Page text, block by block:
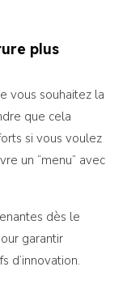
plus
vous souhaitez la
que cela
si vous voulez
un “menu” avec
dès le
garantir
d’innovation.